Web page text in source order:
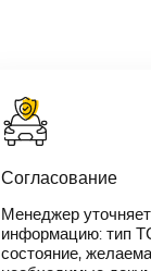
Согласование
Менеджер уточняет
информацию: тип
состояние,